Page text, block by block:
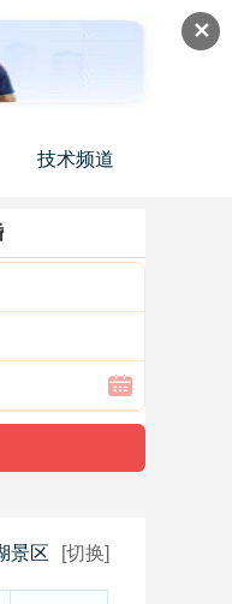
✕
技术频道
景区 [切换]